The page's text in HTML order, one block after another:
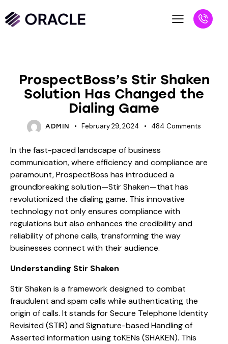
ProspectBoss’s Stir Shaken
Solution Has Changed the
Dialing Game
ADMIN February 29, 2024 484 Comments
In the fast-paced landscape of business
communication, where efficiency and compliance are
paramount, ProspectBoss has introduced a
groundbreaking solution—Stir Shaken—that has
revolutionized the dialing game. This innovative
technology not only ensures compliance with
regulations but also enhances the credibility and
reliability of phone calls, transforming the way
businesses connect with their audience.
Understanding Stir Shaken
Stir Shaken is a framework designed to combat
fraudulent and spam calls while authenticating the
origin of calls. It stands for Secure Telephone Identity
Revisited (STIR) and Signature-based Handling of
Asserted information using toKENs (SHAKEN). This